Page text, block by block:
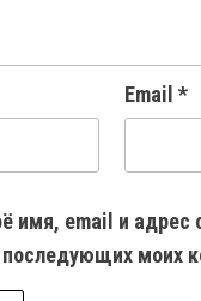
Email *
имя, email и адрес
последующих моих